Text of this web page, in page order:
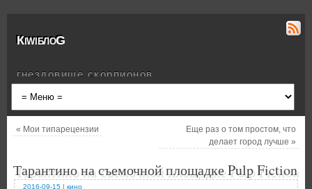
КiwiблоG
гнездовище скорпионов
« Мои типарецензии
Еще раз о том простом, что
делает город лучше»
Тарантино на съемочной площадке Pulp Fiction
2016-09-15 | кино